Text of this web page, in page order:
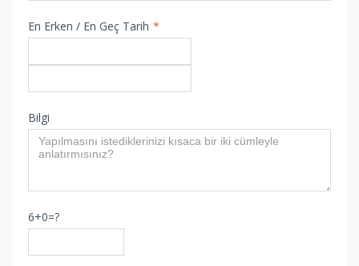
En Erken / En Geç Tarih *
Bilgi
6+0=?